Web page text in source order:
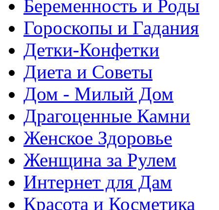
Беременность и Роды
Гороскопы и Гадания
Детки-Конфетки
Диета и Советы
Дом - Милый Дом
Драгоценные Камни
Женское Здоровье
Женщина за Рулем
Интернет для Дам
Красота и Косметика